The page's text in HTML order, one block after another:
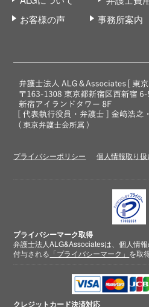
お客様の声
事務所案内
プライバシーポリシー 個人情報取り
プライバシーマーク取得
弁護士法人ALG&Associatesは、個人情
付与される 「プライバシーマーク」 を取
クレジットカード決済対応